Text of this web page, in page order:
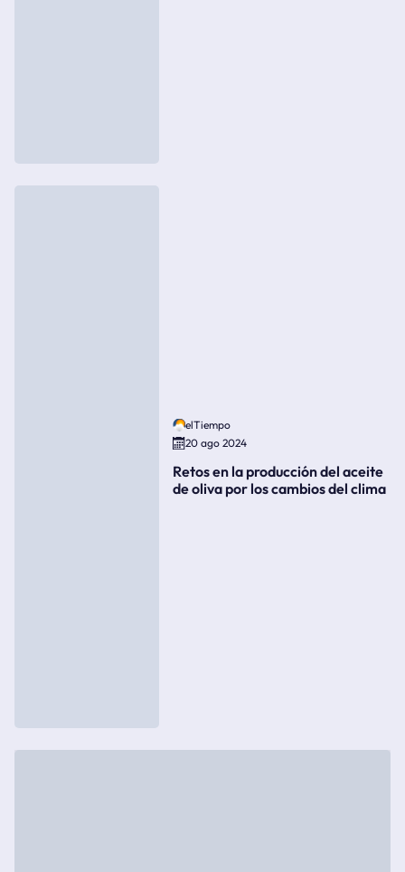
elTiempo
20 ago 2024
Retos en la producción del aceite
de oliva por los cambios del clima